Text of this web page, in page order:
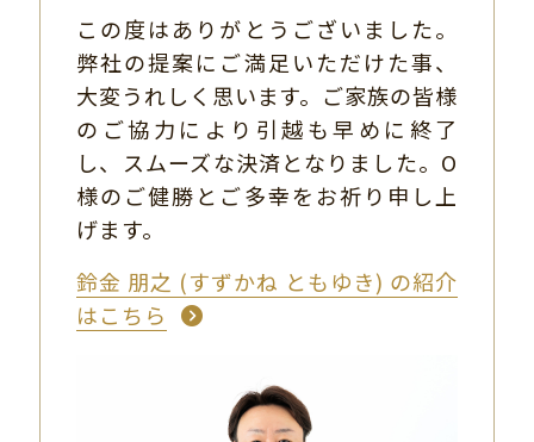
この度はありがとうございました。
弊社の提案にご満足いただけた事、
大変うれしく思います。ご家族の皆様
のご協力により引越も早めに終了
し、スムーズな決済となりました。O
様のご健勝とご多幸をお祈り申し上
げます。
鈴金 朋之 (すずかね ともゆき) の紹介
はこちら